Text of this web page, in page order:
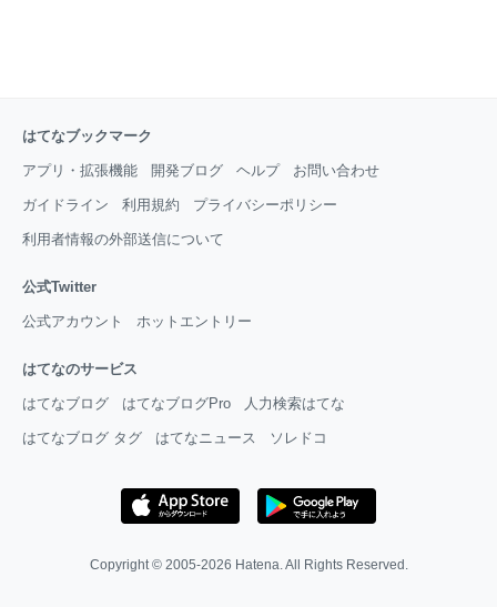
はてなブックマーク
アプリ・拡張機能 開発ブログ ヘルプ お問い合わせ
ガイドライン 利用規約 プライバシーポリシー
利用者情報の外部送信について
公式Twitter
公式アカウント ホットエントリー
はてなのサービス
はてなブログ はてなブログPro 人力検索はてな
はてなブログ タグ はてなニュース ソレドコ
Copyright © 2005-2026 Hatena. All Rights Reserved.